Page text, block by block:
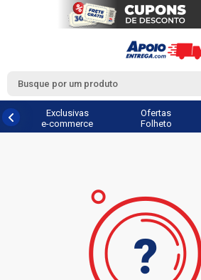
Exclusivas
e-commerce
Ofertas
Folheto